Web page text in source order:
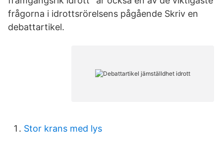
frågorna i idrottsrörelsens pågående Skriv en
debattartikel.
Stor krans med lys